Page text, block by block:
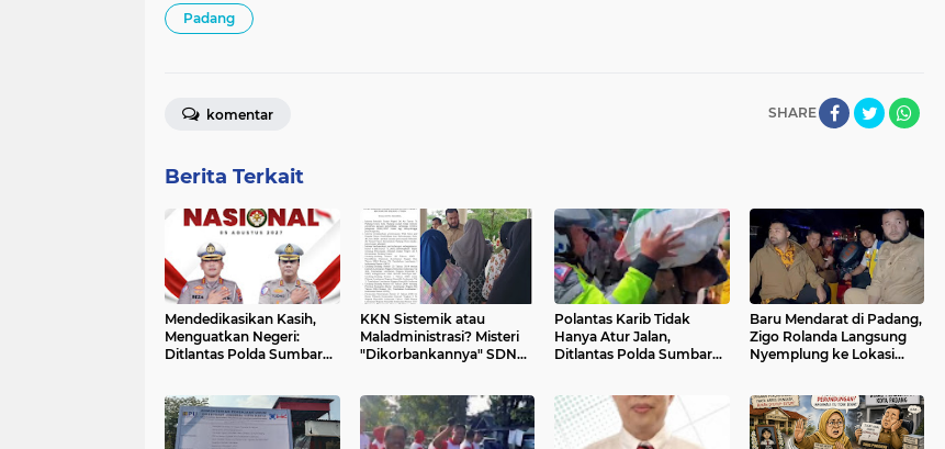
Padang
SHARE
komentar
Berita Terkait
Mendedikasikan Kasih,
Menguatkan Negeri:
Ditlantas Polda Sumbar
Pengabdian
KKN Sistemik atau
Maladministrasi? Misteri
"Dikorbankannya" SDN
Padang
Polantas Karib Tidak
Hanya Atur Jalan,
Ditlantas Polda Sumbar
Baru Mendarat di Padang,
Zigo Rolanda Langsung
Nyemplung ke Lokasi